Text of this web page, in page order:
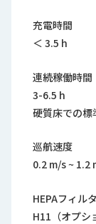
充電時間
＜ 3.5 h
連続稼働時間
3-6.5 h
硬質床での標
巡航速度
0.2 m/s ~ 1.2
HEPAフィル
H11（オプシ